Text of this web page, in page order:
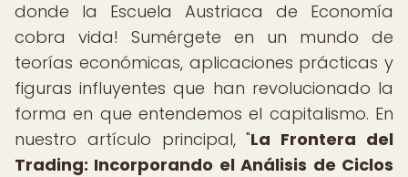
donde la Escuela Austriaca de Economía
cobra vida! Sumérgete en un mundo de
teorías económicas, aplicaciones prácticas y
figuras influyentes que han revolucionado la
forma en que entendemos el capitalismo. En
nuestro artículo principal, "La Frontera del
Trading: Incorporando el Análisis de Ciclos